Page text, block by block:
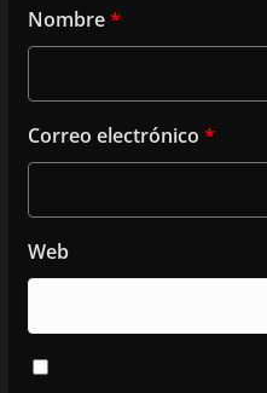
Nombre*
Correo electrónico *
Web